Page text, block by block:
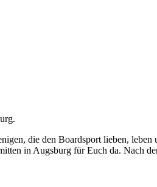
die den Boardsport lieben,
in Augsburg für Euch da. Nach